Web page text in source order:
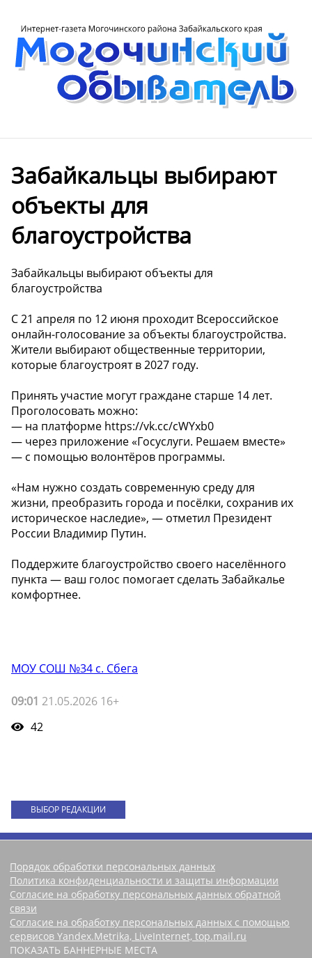
Забайкальцы выбирают
объекты для
благоустройства
Забайкальцы выбирают объекты для
благоустройства
С 21 апреля по 12 июня проходит Всероссийское
онлайн-голосование за объекты благоустройства.
Жители выбирают общественные территории,
которые благоустроят в 2027 году.
Принять участие могут граждане старше 14 лет.
Проголосовать можно:
— на платформе https://vk.cc/cWYxb0
— через приложение «Госуслуги. Решаем вместе»
— с помощью волонтёров программы.
«Нам нужно создать современную среду для
жизни, преобразить города и посёлки, сохранив их
историческое наследие», — отметил Президент
России Владимир Путин.
Поддержите благоустройство своего населённого
пункта — ваш голос помогает сделать Забайкалье
комфортнее.
МОУ СОШ №34 с. Сбега
09:01 21.05.2026 16+
42
ВЫБОР РЕДАКЦИИ
Порядок обработки персональных данных
Политика конфиденциальности и защиты информации
Согласие на обработку персональных данных обратной
связи
Согласие на обработку персональных данных с помощью
сервисов Yandex.Metrika, LiveInternet, top.mail.ru
ПОКАЗАТЬ БАННЕРНЫЕ МЕСТА